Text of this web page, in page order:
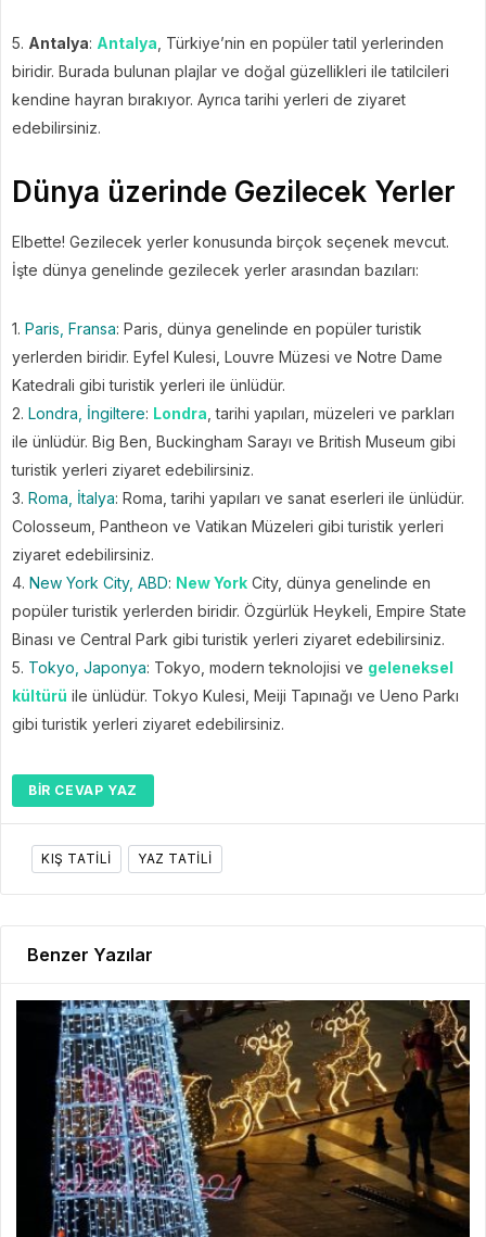
5. Antalya: Antalya , Türkiye’nin en popüler tatil yerlerinden
biridir. Burada bulunan plajlar ve doğal güzellikleri ile tatilcileri
kendine hayran bırakıyor. Ayrıca tarihi yerleri de ziyaret
edebilirsiniz.
Dünya üzerinde Gezilecek Yerler
Elbette! Gezilecek yerler konusunda birçok seçenek mevcut.
İşte dünya genelinde gezilecek yerler arasından bazıları:
1. Paris, Fransa: Paris, dünya genelinde en popüler turistik
yerlerden biridir. Eyfel Kulesi, Louvre Müzesi ve Notre Dame
Katedrali gibi turistik yerleri ile ünlüdür.
2. Londra, İngiltere: Londra , tarihi yapıları, müzeleri ve parkları
ile ünlüdür. Big Ben, Buckingham Sarayı ve British Museum gibi
turistik yerleri ziyaret edebilirsiniz.
3. Roma, İtalya: Roma, tarihi yapıları ve sanat eserleri ile ünlüdür.
Colosseum, Pantheon ve Vatikan Müzeleri gibi turistik yerleri
ziyaret edebilirsiniz.
4. New York City, ABD: New York City, dünya genelinde en
popüler turistik yerlerden biridir. Özgürlük Heykeli, Empire State
Binası ve Central Park gibi turistik yerleri ziyaret edebilirsiniz.
5. Tokyo, Japonya: Tokyo, modern teknolojisi ve geleneksel
kültürü ile ünlüdür. Tokyo Kulesi, Meiji Tapınağı ve Ueno Parkı
gibi turistik yerleri ziyaret edebilirsiniz.
BIR CEVAP YAZ
KIŞ TATILI YAZ TATILI
Benzer Yazılar